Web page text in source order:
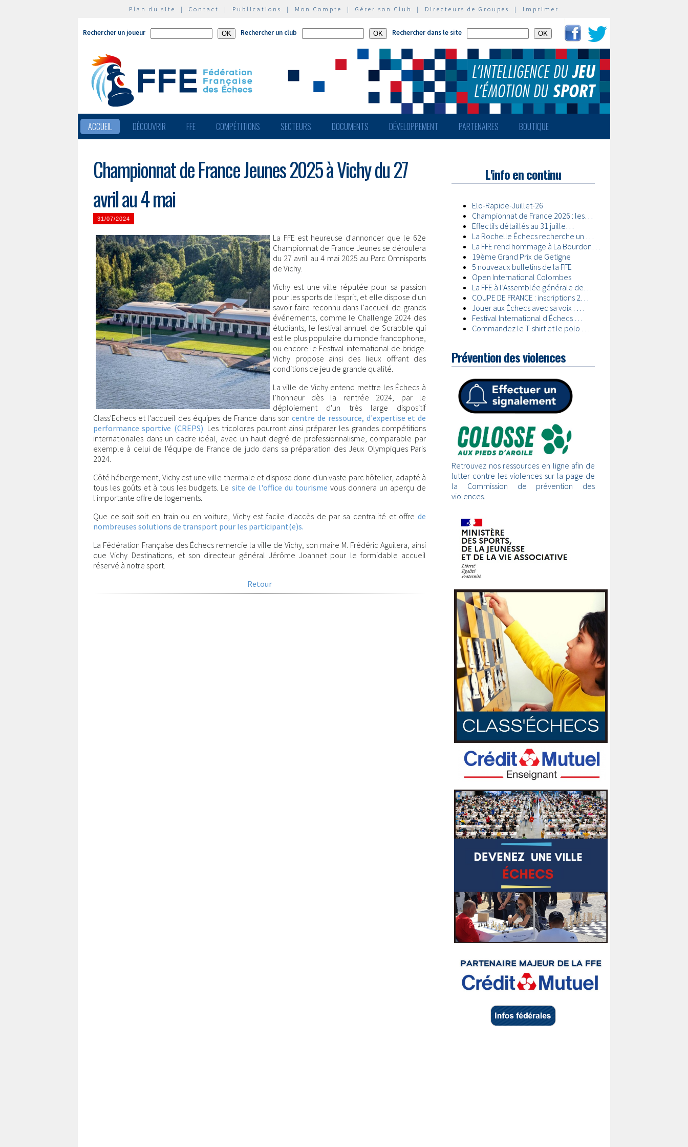
Plan du site | Contact | Publications | Mon Compte | Gérer son Club | Directeurs de Groupes | Imprimer
Rechercher un joueur Rechercher un club Rechercher dans le site
ACCUEIL DÉCOUVRIR FFE COMPÉTITIONS SECTEURS DOCUMENTS DÉVELOPPEMENT PARTENAIRES BOUTIQUE
Championnat de France Jeunes 2025 à Vichy du 27
avril au 4 mai
31/07/2024
La FFE est heureuse d'annoncer que le 62e
Championnat de France Jeunes se déroulera
du 27 avril au 4 mai 2025 au Parc Omnisports
de Vichy.
Vichy est une ville réputée pour sa passion
pour les sports de l'esprit, et elle dispose d'un
savoir-faire reconnu dans l'accueil de grands
événements, comme le Challenge 2024 des
étudiants, le festival annuel de Scrabble qui
est le plus populaire du monde francophone,
ou encore le Festival international de bridge.
Vichy propose ainsi des lieux offrant des
conditions de jeu de grande qualité.
La ville de Vichy entend mettre les Échecs à
l'honneur dès la rentrée 2024, par le
déploiement d'un très large dispositif
Class'Echecs et l'accueil des équipes de France dans soncentre de ressource, d'expertise et de
performance sportive (CREPS). Les tricolores pourront ainsi préparer les grandes compétitions
internationales dans un cadre idéal, avec un haut degré de professionnalisme, comparable par
exemple à celui de l'équipe de France de judo dans sa préparation des Jeux Olympiques Paris
2024.
Côté hébergement, Vichy est une ville thermale et dispose donc d'un vaste parc hôtelier, adapté à
tous les goûts et à tous les budgets. Le site de l'office du tourisme vous donnera un aperçu de
l'importante offre de logements.
Que ce soit soit en train ou en voiture, Vichy est facile d'accès de par sa centralité et offre de
nombreuses solutions de transport pour les participant(e)s.
La Fédération Française des Échecs remercie la ville de Vichy, son maire M. Frédéric Aguilera, ainsi
que Vichy Destinations, et son directeur général Jérôme Joannet pour le formidable accueil
réservé à notre sport.
Retour
L'info en continu
Prévention des violences
Retrouvez nos ressources en ligne afin de
lutter contre les violences sur la page de
la Commission de prévention des
violences.